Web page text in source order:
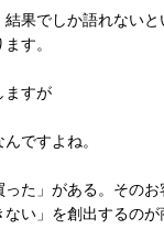
果でしか語れない
す。
ますが
んですよね。
った」がある。その
い」を創出するのが